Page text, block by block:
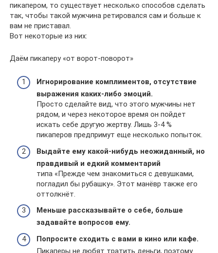
пикапером, то существует несколько способов сделать
так, чтобы такой мужчина ретировался сам и больше к
вам не приставал.
Вот некоторые из них:
Даём пикаперу «от ворот-поворот»
Игнорирование комплиментов, отсутствие
выражения каких-либо эмоций.
Просто сделайте вид, что этого мужчины нет
рядом, и через некоторое время он пойдет
искать себе другую жертву. Лишь 3-4 %
пикаперов предпримут еще несколько попыток.
Выдайте ему какой-нибудь неожиданный, но
правдивый и едкий комментарий
типа «Прежде чем знакомиться с девушками,
погладил бы рубашку». Этот манёвр также его
оттолкнёт.
Меньше рассказывайте о себе, больше
задавайте вопросов ему.
Попросите сходить с вами в кино или кафе.
Пикаперы не любят тратить деньги, поэтому